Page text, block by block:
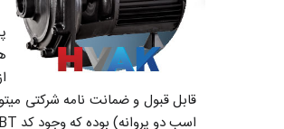
اسب دو پروانه) بوده که وجود کد CBT نشانه سه فاز بودن می‌باشد.